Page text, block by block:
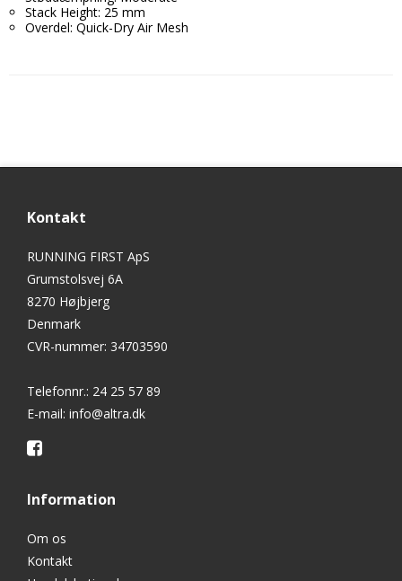
Stack Height: 25 mm
Overdel: Quick-Dry Air Mesh
Kontakt
RUNNING FIRST ApS
Grumstolsvej 6A
8270 Højbjerg
Denmark
CVR-nummer: 34703590
Telefonnr.: 24 25 57 89
E-mail: info@altra.dk
Information
Om os
Kontakt